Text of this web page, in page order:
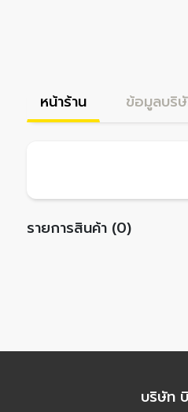
หน้าร้าน ข้อมูลบริ
รายการสินค้า (0)
บริษัท